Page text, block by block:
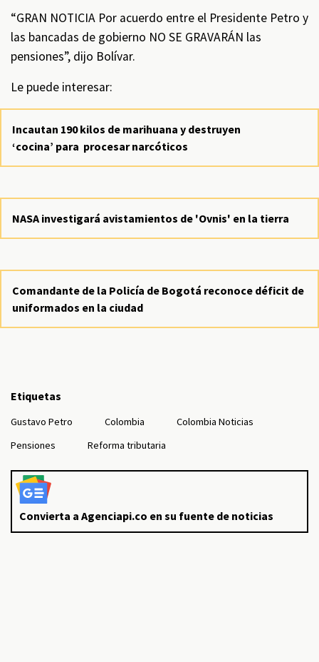
“GRAN NOTICIA Por acuerdo entre el Presidente Petro y
las bancadas de gobierno NO SE GRAVARÁN las
pensiones”, dijo Bolívar.
Le puede interesar:
Incautan 190 kilos de marihuana y destruyen
‘cocina’ para procesar narcóticos
NASA investigará avistamientos de 'Ovnis' en la tierra
Comandante de la Policía de Bogotá reconoce déficit de
uniformados en la ciudad
Etiquetas
Gustavo Petro Colombia
Colombia Noticias
Pensiones
Reforma tributaria
Convierta a Agenciapi.co en su fuente de noticias